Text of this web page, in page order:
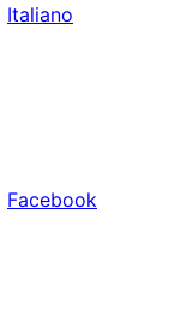
Italiano
Facebook